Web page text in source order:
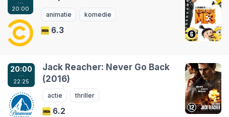
20:00
animatie komedie
6.3
20:00
…
22:25
Jack Reacher: Never Go Back
(2016)
actie thriller
6.2